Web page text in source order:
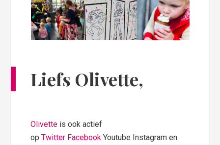
Liefs Olivette,
Olivette is ook actief
opTwitter Facebook Youtube Instagram en